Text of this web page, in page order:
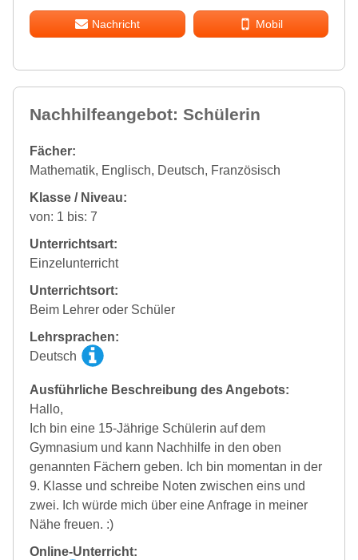
Nachricht Mobil
Nachhilfeangebot: Schülerin
Fächer:
Mathematik, Englisch, Deutsch, Französisch
Klasse / Niveau:
von: 1 bis: 7
Unterrichtsart:
Einzelunterricht
Unterrichtsort:
Beim Lehrer oder Schüler
Lehrsprachen:
Deutsch
Ausführliche Beschreibung des Angebots:
Hallo,
Ich bin eine 15-Jährige Schülerin auf dem
Gymnasium und kann Nachhilfe in den oben
genannten Fächern geben. Ich bin momentan in der
9. Klasse und schreibe Noten zwischen eins und
zwei. Ich würde mich über eine Anfrage in meiner
Nähe freuen. :)
Online-Unterricht: